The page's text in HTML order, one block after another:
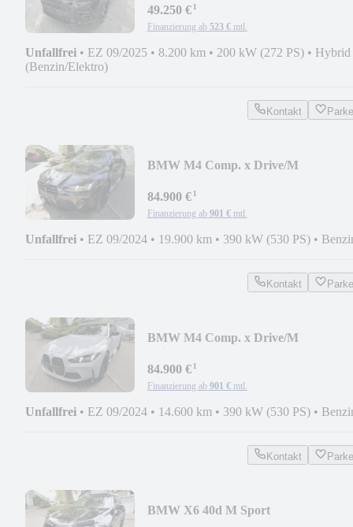
49.250 €¹
Finanzierung ab 523 € mtl.
Unfallfrei • EZ 09/2025 • 8.200 km • 200 kW (272 PS) • Hybrid
(Benzin/Elektro)
Kontakt
BMW M4 Comp. x Drive/M
84.900 €¹
Finanzierung ab 901 € mtl.
Unfallfrei • EZ 09/2024 • 19.900 km • 390 kW (530 PS) •
Kontakt
BMW M4 Comp. x Drive/M
84.900 €¹
Finanzierung ab 901 € mtl.
Unfallfrei • EZ 09/2024 • 14.600 km • 390 kW (530 PS) •
Kontakt
BMW X6 40d M Sport